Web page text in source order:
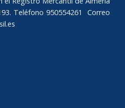
Teléfono 950554261 Correo